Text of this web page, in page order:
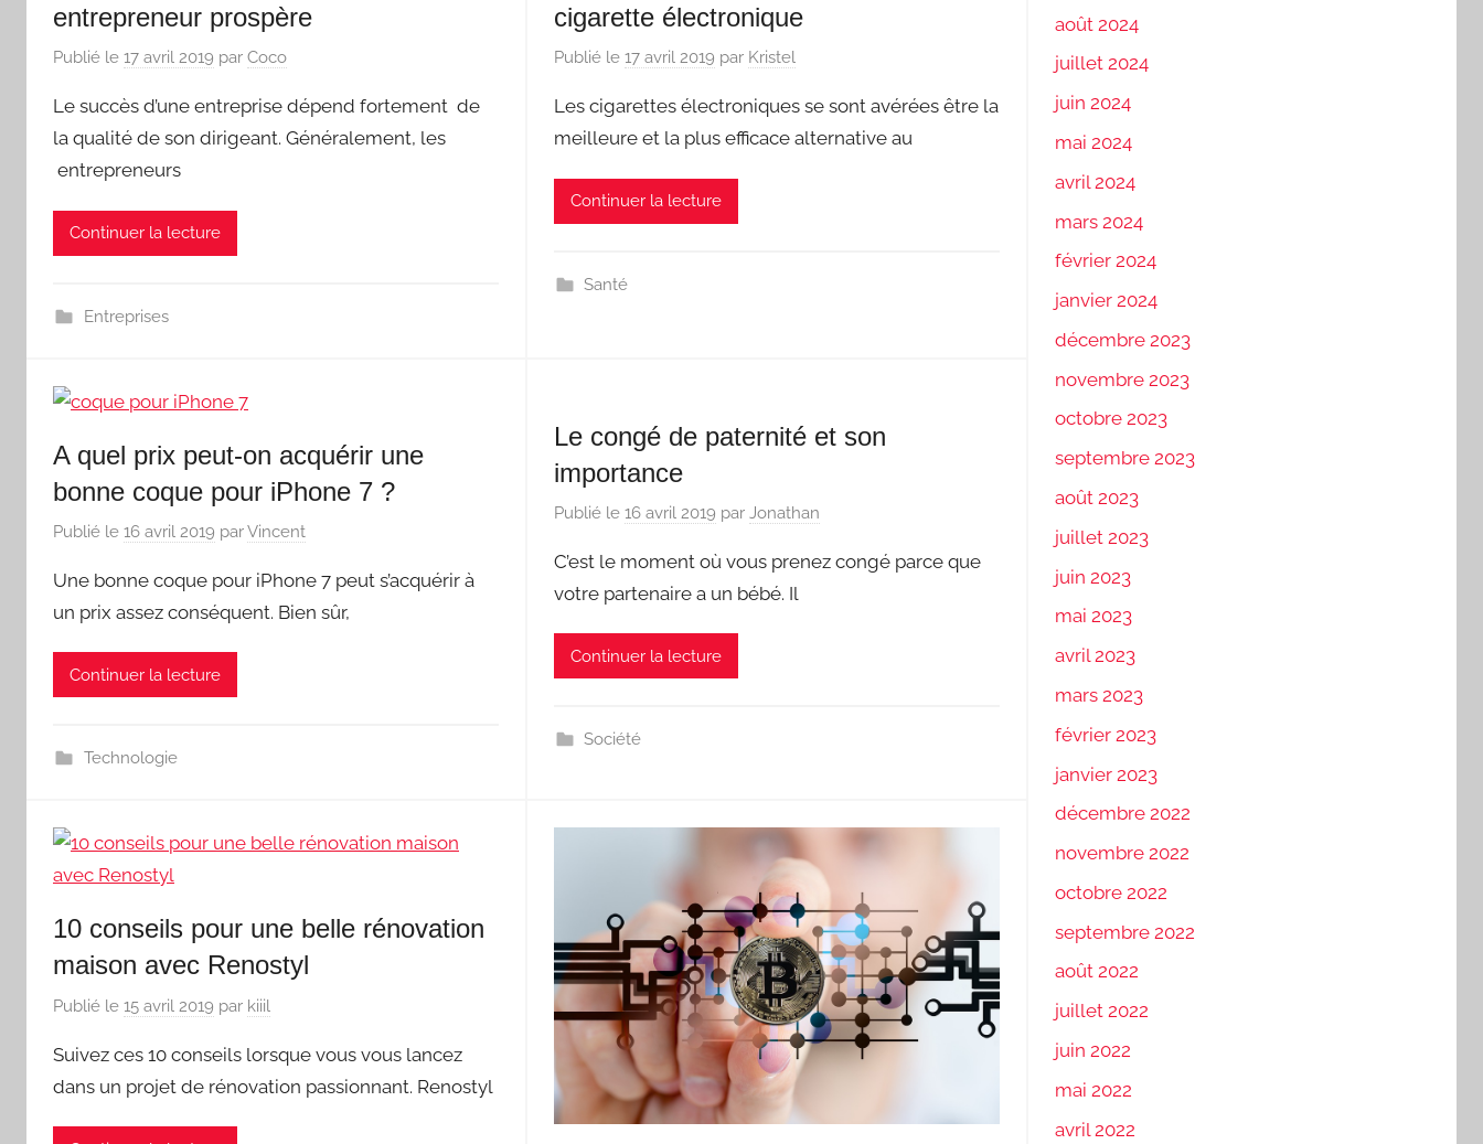
entrepreneur prospère
Publié le 17 avril 2019 par Coco
Le succès d’une entreprise dépend fortement de
la qualité de son dirigeant. Généralement, les
entrepreneurs
Continuer la lecture
Entreprises
cigarette électronique
Publié le 17 avril 2019 par Kristel
Les cigarettes électroniques se sont avérées être la
meilleure et la plus efficace alternative au
Continuer la lecture
Santé
A quel prix peut-on acquérir une
bonne coque pour iPhone 7 ?
Publié le 16 avril 2019 parVincent
Une bonne coque pour iPhone 7 peut s’acquérir à
un prix assez conséquent. Bien sûr,
Continuer la lecture
Technologie
Le congé de paternité et son
importance
Publié le 16 avril 2019 par Jonathan
C’est le moment où vous prenez congé parce que
votre partenaire a un bébé. Il
Continuer la lecture
Société
10 conseils pour une belle rénovation
maison avec Renostyl
Publié le 15 avril 2019 par kiiil
Suivez ces 10 conseils lorsque vous vous lancez
dans un projet de rénovation passionnant. Renostyl
août 2024
juillet 2024
juin 2024
mai 2024
avril 2024
mars 2024
février 2024
janvier 2024
décembre 2023
novembre 2023
octobre 2023
septembre 2023
août 2023
juillet 2023
juin 2023
mai 2023
avril 2023
mars 2023
février 2023
janvier 2023
décembre 2022
novembre 2022
octobre 2022
septembre 2022
août 2022
juillet 2022
juin 2022
mai 2022
avril 2022